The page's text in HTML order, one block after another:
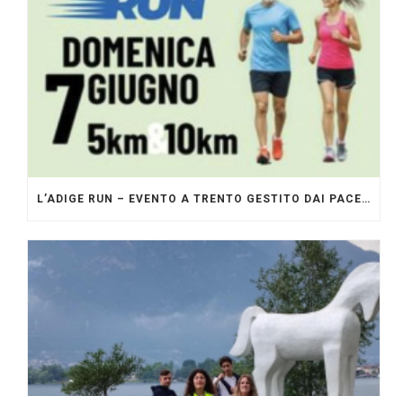
L’ADIGE RUN – EVENTO A TRENTO GESTITO DAI PACERS GLI ORIGINALI